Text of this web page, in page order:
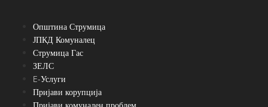
Општина Струмица
ЈПКД Комуналец
Струмица Гас
ЗЕЛС
E-Услуги
Пријави корупција